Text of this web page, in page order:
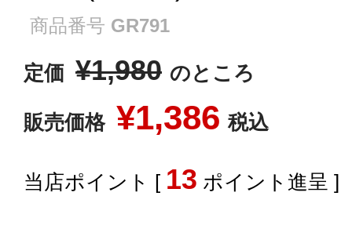
商品番号 GR791
定価 ¥1,980 のところ
販売価格 ¥1,386 税込
[ 13 ポイント進呈 ]